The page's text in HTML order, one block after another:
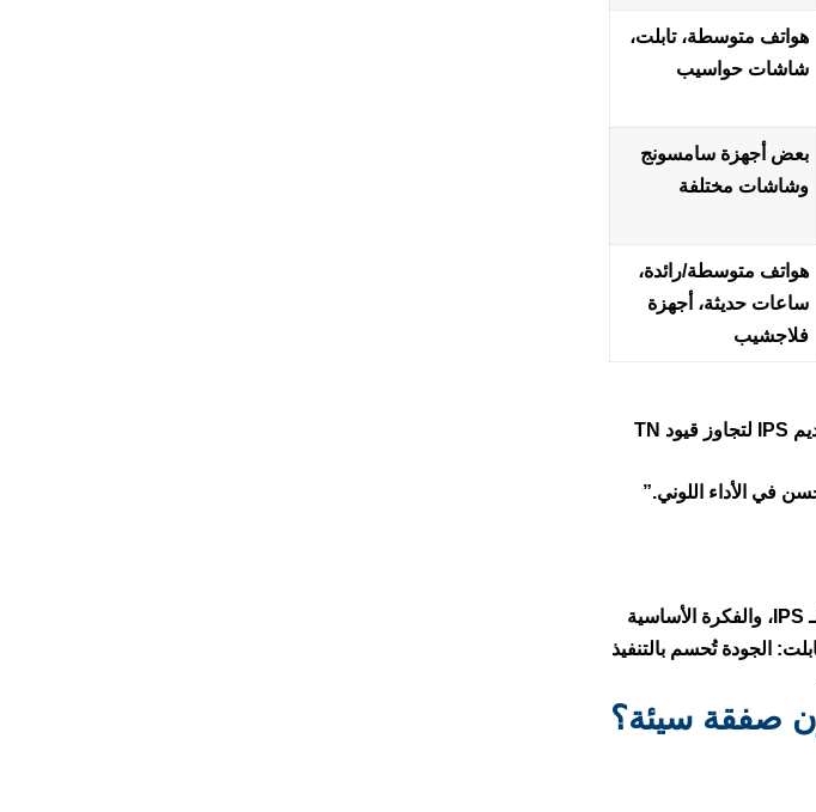
هواتف متوسطة، تابلت،
شاشات حواسيب
بعض أجهزة سامسونج
وشاشات مختلفة
هواتف متوسطة/رائدة،
ساعات حديثة، أجهزة
فلاجشيب
لأن IPS صُملمت تحديدًا لتحسين مشاكل TN: زوايا الرؤية وضعف ثبات الألوان. تاريخيًا، تم تقديم IPS لتجاوز قيود TN
(Plane-to-Line Switching) هي تقنية “IPS-Type” قدمتها سامسونج كبديل/منافس لـ IPS، والفكرة الأساسية
الجودة تُحسم بالتنفيذ